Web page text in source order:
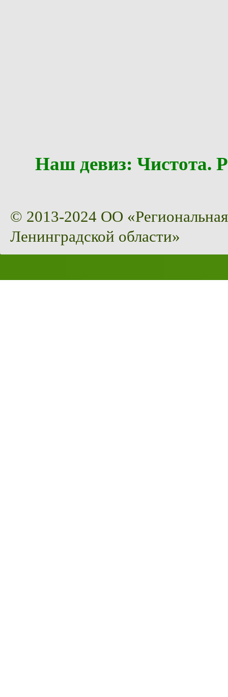
Наш девиз:
© 2013-2024 ОО
Ленинградской области»